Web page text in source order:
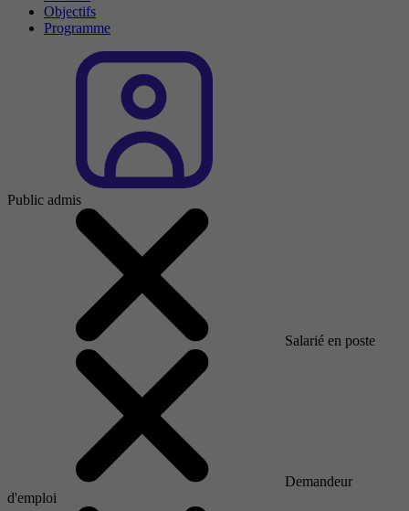
Objectifs
Programme
Public admis
Salarié en poste
Demandeur
d'emploi